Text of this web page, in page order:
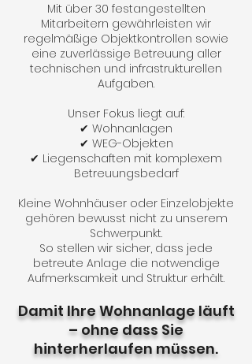
Mit über 30 festangestellten
Mitarbeitern gewährleisten wir
regelmäßige Objektkontrollen sowie
eine zuverlässige Betreuung aller
technischen und infrastrukturellen
Aufgaben.
Unser Fokus liegt auf:
✔ Wohnanlagen
✔ WEG-Objekten
✔ Liegenschaften mit komplexem
Betreuungsbedarf
Kleine Wohnhäuser oder Einzelobjekte
gehören bewusst nicht zu unserem
Schwerpunkt.
So stellen wir sicher, dass jede
betreute Anlage die notwendige
Aufmerksamkeit und Struktur erhält.
Damit Ihre Wohnanlage läuft
– ohne dass Sie
hinterherlaufen müssen.